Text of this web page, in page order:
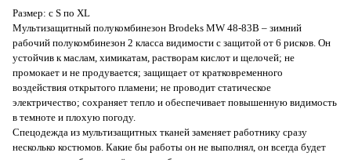
Размер: с S по XL
Мультизащитный полукомбинезон Brodeks MW 48-83В – зимний
рабочий полукомбинезон 2 класса видимости с защитой от 6 рисков. Он
устойчив к маслам, химикатам, растворам кислот и щелочей; не
промокает и не продувается; защищает от кратковременного
воздействия открытого пламени; не проводит статическое
электричество; сохраняет тепло и обеспечивает повышенную видимость
в темноте и плохую погоду.
Спецодежда из мультизащитных тканей заменяет работнику сразу
несколько костюмов. Какие бы работы он не выполнял, он всегда будет